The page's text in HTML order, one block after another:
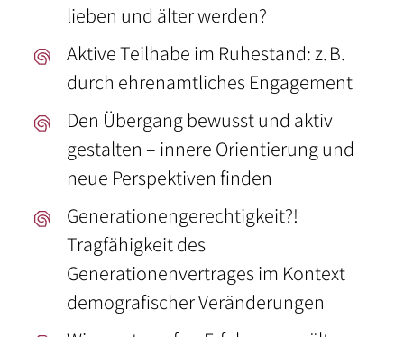
lieben und älter werden?
Aktive Teilhabe im Ruhestand: z. B.
durch ehrenamtliches Engagement
Den Übergang bewusst und aktiv
gestalten – innere Orientierung und
neue Perspektiven finden
Generationengerechtigkeit?!
Tragfähigkeit des
Generationenvertrages im Kontext
demografischer Veränderungen